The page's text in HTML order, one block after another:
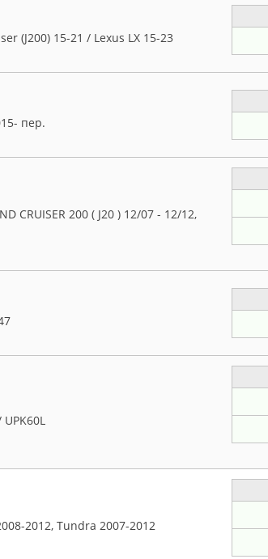
(J200) 15-21 / Lexus LX 15-23
пер.
CRUISER 200 ( J20 ) 12/07 - 12/12,
2012, Tundra 2007-2012